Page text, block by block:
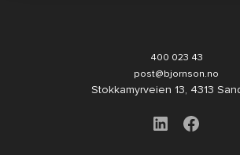
400 023 43
post@bjornson.no
Stokkamyrveien 13, 4313